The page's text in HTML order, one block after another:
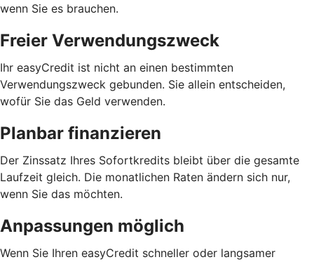
wenn Sie es brauchen.
Freier Verwendungszweck
Ihr easyCredit ist nicht an einen bestimmten
Verwendungszweck gebunden. Sie allein entscheiden,
wofür Sie das Geld verwenden.
Planbar finanzieren
Der Zinssatz Ihres Sofortkredits bleibt über die gesamte
Laufzeit gleich. Die monatlichen Raten ändern sich nur,
wenn Sie das möchten.
Anpassungen möglich
Wenn Sie Ihren easyCredit schneller oder langsamer